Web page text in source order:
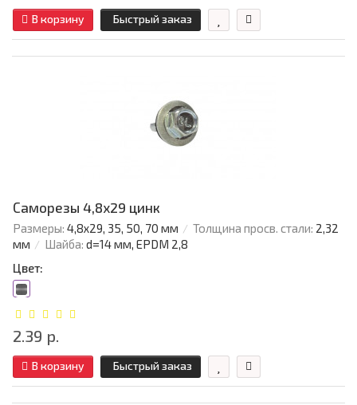
В корзину Быстрый заказ
Саморезы 4,8х29 цинк
Размеры: 4,8х29, 35, 50, 70 мм Толщина просв. стали: 2,32
мм
Шайба: d=14 мм, EPDM 2,8
Цвет:
2.39 р.
В корзину Быстрый заказ